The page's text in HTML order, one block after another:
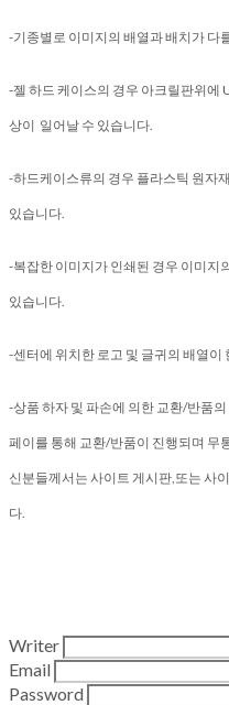
-기종별로 이미지의 배열과 배치가 다
-젤 하드 케이스의 경우 아크릴판위에
상이 일어날 수 있습니다.
-하드케이스류의 경우 플라스틱 원자
있습니다.
-복잡한 이미지가 인쇄된 경우 이미지
있습니다.
-센터에 위치한 로고 및 글귀의 배열이
-상품 하자 및 파손에 의한 교환/반품
페이를 통해 교환/반품이 진행되며 무
신분들께서는 사이트 게시판,또는 사
다.
Writer
Email
Password